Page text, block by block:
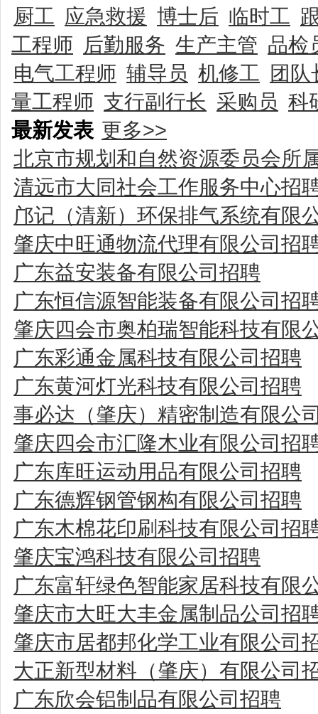
厨工 应急救援 博士后 临时工
工程师 后勤服务 生产主管 品检
电气工程师 辅导员 机修工 团队
量工程师 支行副行长 采购员 科
最新发表 更多>>
北京市规划和自然资源委员会所
清远市大同社会工作服务中心招
邝记（清新）环保排气系统有限
肇庆中旺通物流代理有限公司招
广东益安装备有限公司招聘
广东恒信源智能装备有限公司招
肇庆四会市奥柏瑞智能科技有限
广东彩通金属科技有限公司招聘
广东黄河灯光科技有限公司招聘
事必达（肇庆）精密制造有限公
肇庆四会市汇隆木业有限公司招
广东库旺运动用品有限公司招聘
广东德辉钢管钢构有限公司招聘
广东木棉花印刷科技有限公司招
肇庆宝鸿科技有限公司招聘
广东富轩绿色智能家居科技有限
肇庆市大旺大丰金属制品公司招
肇庆市居都邦化学工业有限公司
大正新型材料（肇庆）有限公司
广东欣会铝制品有限公司招聘